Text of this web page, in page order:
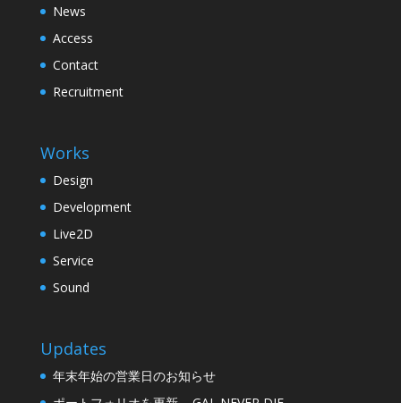
News
Access
Contact
Recruitment
Works
Design
Development
Live2D
Service
Sound
Updates
年末年始の営業日のお知らせ